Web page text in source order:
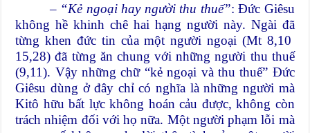
–“Kẻ ngoại hay người thu thuế”: Đức Giêsu
không hề khinh chê hai hạng người này. Ngài đã
từng khen đức tin của một người ngoại (Mt 8,10
15,28) đã từng ăn chung với những người thu thuế
(9,11). Vậy những chữ “kẻ ngoại và thu thuế” Đức
Giêsu dùng ở đây chỉ có nghĩa là những người mà
Kitô hữu bất lực không hoán cảu được, không còn
trách nhiệm đối với họ nữa. Một người phạm lỗi mà